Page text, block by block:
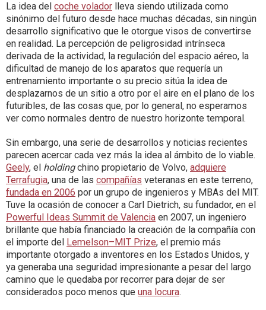
La idea del coche volador lleva siendo utilizada como
sinónimo del futuro desde hace muchas décadas, sin ningún
desarrollo significativo que le otorgue visos de convertirse
en realidad. La percepción de peligrosidad intrínseca
derivada de la actividad, la regulación del espacio aéreo, la
dificultad de manejo de los aparatos que requería un
entrenamiento importante o su precio sitúa la idea de
desplazarnos de un sitio a otro por el aire en el plano de los
futuribles, de las cosas que, por lo general, no esperamos
ver como normales dentro de nuestro horizonte temporal.
Sin embargo, una serie de desarrollos y noticias recientes
parecen acercar cada vez más la idea al ámbito de lo viable.
Geely, el holdingchino propietario de Volvo, adquiere
Terrafugia, una de las compañías veteranas en este terreno,
fundada en 2006 por un grupo de ingenieros y MBAs del MIT.
Tuve la ocasión de conocer a Carl Dietrich, su fundador, en el
Powerful Ideas Summit de Valencia en 2007, un ingeniero
brillante que había financiado la creación de la compañía con
el importe del Lemelson–MIT Prize, el premio más
importante otorgado a inventores en los Estados Unidos, y
ya generaba una seguridad impresionante a pesar del largo
camino que le quedaba por recorrer para dejar de ser
considerados poco menos que una locura.